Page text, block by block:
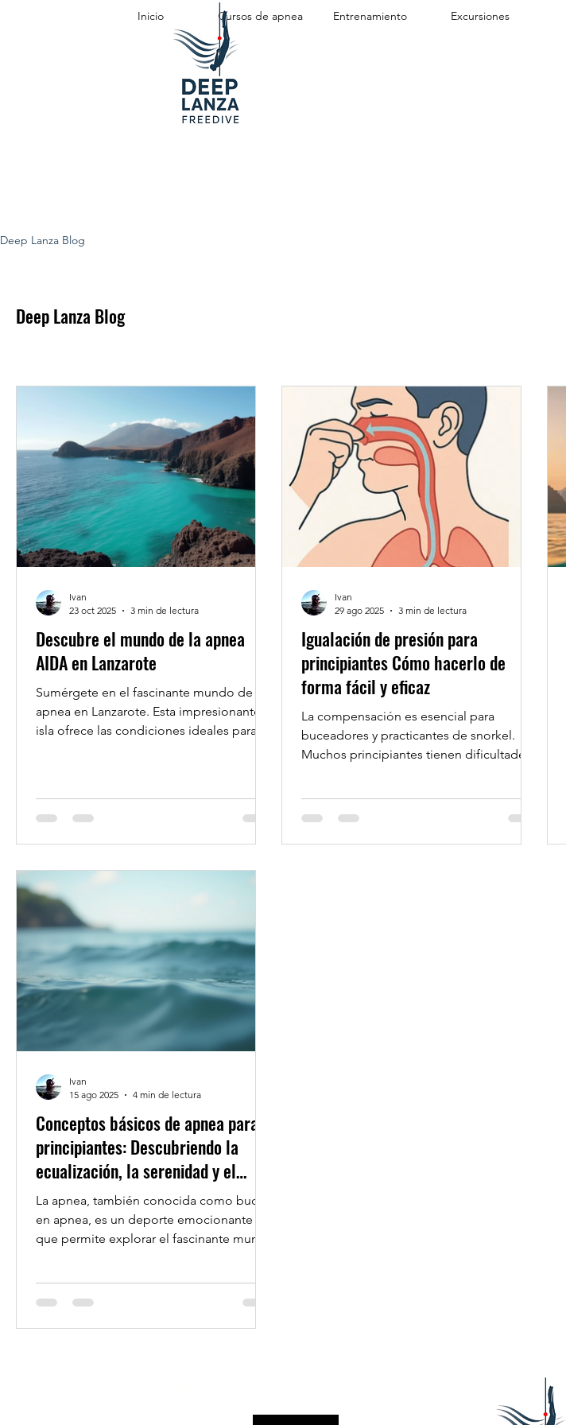
Inicio Cursos de apnea Entrenamiento Excursiones
Deep Lanza Blog
Deep Lanza Blog
Descubre el mundo de la apnea
AIDA en Lanzarote
Sumérgete en el fascinante mundo de la
apnea en Lanzarote. Esta impresionante
isla ofrece las condiciones ideales para
los apneístas. En este artículo, aprenderás
todo lo que necesitas saber sobre la
consejos, cursos y datos interesantes. Por
qué AIDA Freediving Lanzarote es tan
Ivan
23 oct 2025
3 min de lectura
Igualación de presión para
principiantes Cómo hacerlo de
forma fácil y eficaz
La compensación es esencial para
buceadores y practicantes de snorkel.
Muchos principiantes tienen dificultades
Ivan
29 ago 2025
3 min de lectura
Conceptos básicos de apnea para
principiantes: Descubriendo la
ecualización, la serenidad y el
bienestar en el agua
La apnea, también conocida como buceo
en apnea, es un deporte emocionante
que permite explorar el fascinante mundo
Ivan
15 ago 2025
4 min de lectura